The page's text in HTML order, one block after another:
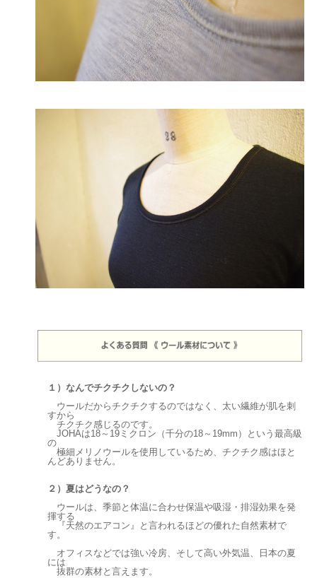
１）なんでチクチクしないの？
ウールだからチクチクするのではなく、太い繊維が肌を刺
すから
チクチク感じるのです。
JOHAは18～19ミクロン（千分の18～19mm）という最高級
の
極細メリノウールを使用しているため、チクチク感はほと
んどありません。
２）夏はどうなの？
ウールは、季節と体温に合わせ保温や吸湿・排湿効果を発
揮する
『天然のエアコン』と言われるほどの優れた自然素材で
す。
オフィスなどでは強い冷房、そして高い外気温、日本の夏
には
抜群の素材と言えます。